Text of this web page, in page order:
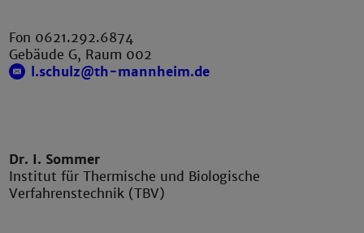
Fon 0621.292.6874
Gebäude G, Raum 002
l.schulz@th-mannheim.de
Dr. I. Sommer
Institut für Thermische und Biologische
Verfahrenstechnik (TBV)